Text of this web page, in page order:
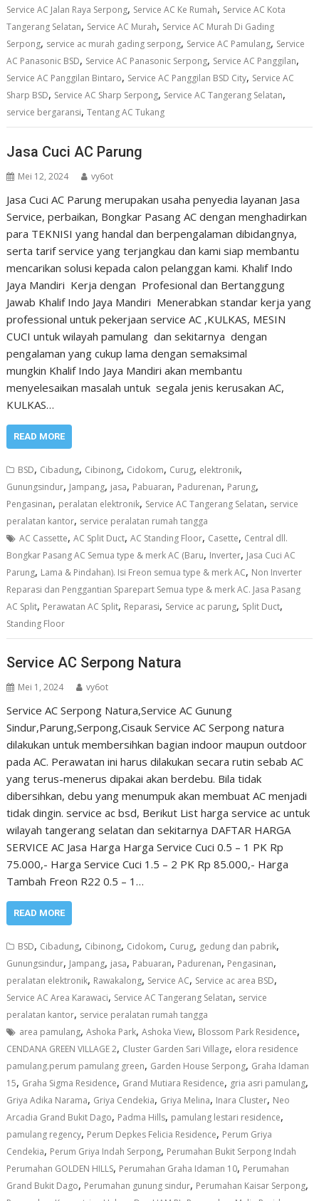
Service AC Jalan Raya Serpong, Service AC Ke Rumah, Service AC Kota
Tangerang Selatan, Service AC Murah, Service AC Murah Di Gading
Serpong, service ac murah gading serpong, Service AC Pamulang, Service
AC Panasonic BSD, Service AC Panasonic Serpong, Service AC Panggilan,
Service AC Panggilan Bintaro, Service AC Panggilan BSD City, Service AC
Sharp BSD, Service AC Sharp Serpong, Service AC Tangerang Selatan,
service bergaransi,Tentang AC Tukang
Jasa Cuci AC Parung
Mei 12, 2024 vy6ot
Jasa Cuci AC Parung merupakan usaha penyedia layanan Jasa
Service, perbaikan, Bongkar Pasang AC dengan menghadirkan
para TEKNISI yang handal dan berpengalaman dibidangnya,
serta tarif service yang terjangkau dan kami siap membantu
mencarikan solusi kepada calon pelanggan kami. Khalif Indo
Jaya Mandiri Kerja dengan Profesional dan Bertanggung
Jawab Khalif Indo Jaya Mandiri Menerabkan standar kerja yang
professional untuk pekerjaan service AC ,KULKAS, MESIN
CUCI untuk wilayah pamulang dan sekitarnya dengan
pengalaman yang cukup lama dengan semaksimal
mungkin Khalif Indo Jaya Mandiri akan membantu
menyelesaikan masalah untuk segala jenis kerusakan AC,
KULKAS…
READ MORE
BSD, Cibadung, Cibinong, Cidokom, Curug, elektronik,
Gunungsindur, Jampang, jasa, Pabuaran, Padurenan, Parung,
Pengasinan, peralatan elektronik, Service AC Tangerang Selatan, service
peralatan kantor, service peralatan rumah tangga
AC Cassette,AC Split Duct,AC Standing Floor, Casette, Central dll.
Bongkar Pasang AC Semua type & merk AC (Baru, Inverter, Jasa Cuci AC
Parung, Lama & Pindahan). Isi Freon semua type & merk AC, Non Inverter
Reparasi dan Penggantian Sparepart Semua type & merk AC. Jasa Pasang
AC Split, Perawatan AC Split, Reparasi, Service ac parung, Split Duct,
Standing Floor
Service AC Serpong Natura
Mei 1, 2024 vy6ot
Service AC Serpong Natura,Service AC Gunung
Sindur,Parung,Serpong,Cisauk Service AC Serpong natura
dilakukan untuk membersihkan bagian indoor maupun outdoor
pada AC. Perawatan ini harus dilakukan secara rutin sebab AC
yang terus-menerus dipakai akan berdebu. Bila tidak
dibersihkan, debu yang menumpuk akan membuat AC menjadi
tidak dingin. service ac bsd, Berikut List harga service ac untuk
wilayah tangerang selatan dan sekitarnya DAFTAR HARGA
SERVICE AC Jasa Harga Harga Service Cuci 0.5 – 1 PK Rp
75.000,- Harga Service Cuci 1.5 – 2 PK Rp 85.000,- Harga
Tambah Freon R22 0.5 – 1…
READ MORE
BSD, Cibadung, Cibinong, Cidokom, Curug, gedung dan pabrik,
Gunungsindur, Jampang, jasa, Pabuaran, Padurenan, Pengasinan,
peralatan elektronik, Rawakalong, Service AC, Service ac area BSD,
Service AC Area Karawaci, Service AC Tangerang Selatan, service
peralatan kantor, service peralatan rumah tangga
area pamulang,Ashoka Park,Ashoka View, Blossom Park Residence,
CENDANA GREEN VILLAGE 2, Cluster Garden Sari Village, elora residence
pamulang.perum pamulang green, Garden House Serpong, Graha Idaman
15, Graha Sigma Residence, Grand Mutiara Residence, gria asri pamulang,
Griya Adika Narama, Griya Cendekia, Griya Melina, Inara Cluster, Neo
Arcadia Grand Bukit Dago, Padma Hills, pamulang lestari residence,
pamulang regency, Perum Depkes Felicia Residence, Perum Griya
Cendekia, Perum Griya Indah Serpong, Perumahan Bukit Serpong Indah
Perumahan GOLDEN HILLS, Perumahan Graha Idaman 10, Perumahan
Grand Bukit Dago, Perumahan gunung sindur, Perumahan Kaisar Serpong,